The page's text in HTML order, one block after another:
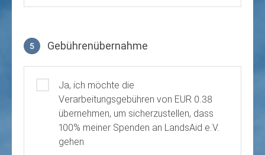
5 Gebührenübernahme
Ja, ich möchte die
Verarbeitungsgebühren von EUR 0.38
übernehmen, um sicherzustellen, dass
100% meiner Spenden an LandsAid e.V.
gehen